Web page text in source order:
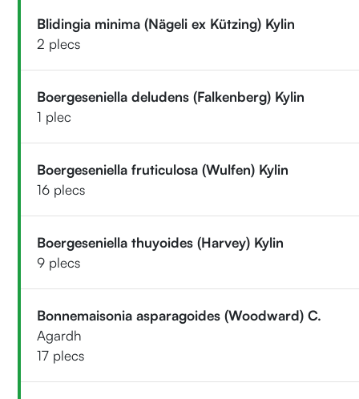
Blidingia minima (Nägeli ex Kützing) Kylin
2 plecs
Boergeseniella deludens (Falkenberg) Kylin
1 plec
Boergeseniella fruticulosa (Wulfen) Kylin
16 plecs
Boergeseniella thuyoides (Harvey) Kylin
9 plecs
Bonnemaisonia asparagoides (Woodward) C.
Agardh
17 plecs